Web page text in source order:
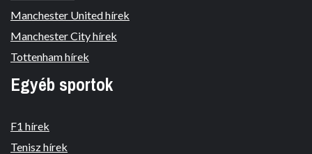
Manchester United hírek
Manchester City hírek
Tottenham hírek
Egyéb sportok
F1 hírek
Tenisz hírek